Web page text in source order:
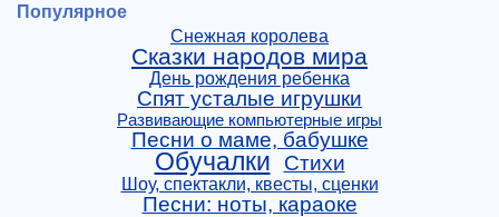
Популярное
Снежная королева
Сказки народов мира
День рождения ребенка
Спят усталые игрушки
Развивающие компьютерные игры
Песни о маме, бабушке
Обучалки Стихи
Шоу, спектакли, квесты, сценки
Песни: ноты, караоке